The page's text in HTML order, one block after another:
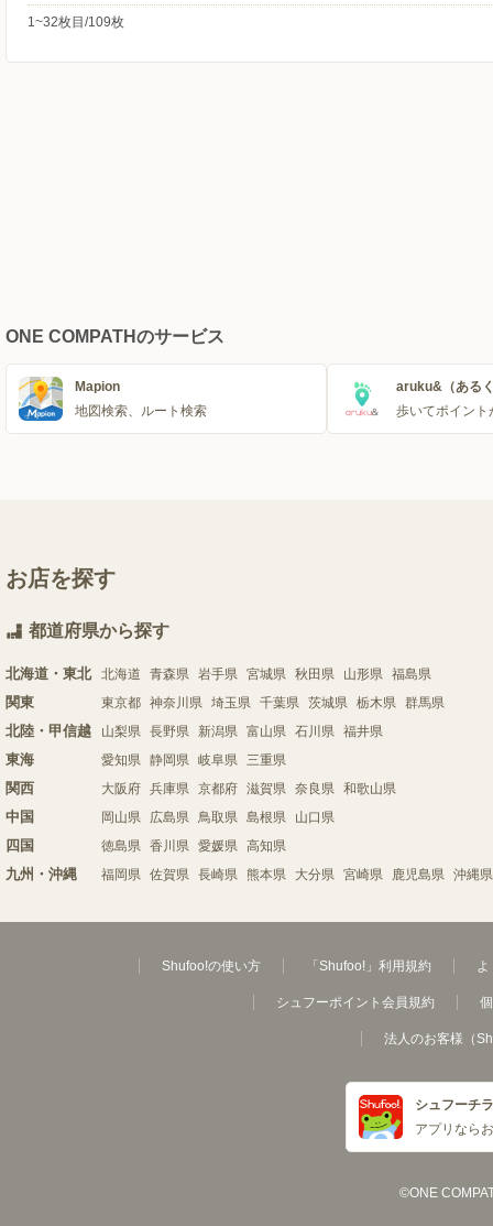
1~32枚目/109枚
ONE COMPATHのサービス
Mapion
地図検索、ルート検索
aruku&（ある
歩いてポイント
お店を探す
都道府県から探す
北海道・東北 北海道 青森県 岩手県 宮城県 秋田県 山形県 福島県
関東 東京都 神奈川県 埼玉県 千葉県 茨城県 栃木県 群馬県
北陸・甲信越 山梨県 長野県 新潟県 富山県 石川県 福井県
東海 愛知県 静岡県 岐阜県 三重県
関西 大阪府 兵庫県 京都府 滋賀県 奈良県 和歌山県
中国 岡山県 広島県 鳥取県 島根県 山口県
四国 徳島県 香川県 愛媛県 高知県
九州・沖縄 福岡県 佐賀県 長崎県 熊本県 大分県 宮崎県 鹿児島県 沖縄県
Shufoo!の使い方 「Shufoo!」利用規約 よ
シュフーポイント会員規約
法人のお客様（
シュフーチ
アプリなら
©ONE